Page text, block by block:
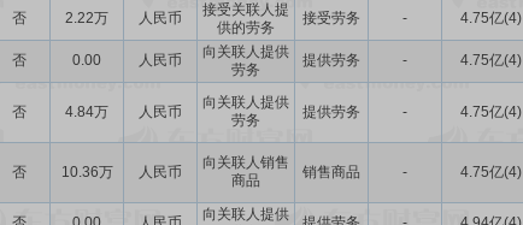
否 2.22万 人民币
接受关联人提
供的劳务
接受劳务 - 4.75亿(4)
否 0.00 人民币
向关联人提供
劳务
提供劳务 - 4.75亿(4)
否 4.84万 人民币
向关联人提供
劳务
提供劳务 - 4.75亿(4)
否 10.36万 人民币
向关联人销售
商品
销售商品 - 4.75亿(4)
向关联人提供